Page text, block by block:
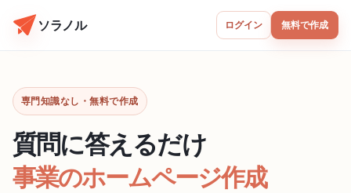
ソラノル ログイン 無料で作成
専門知識なし・無料で作成
質問に答えるだけ
事業のホームページ作成